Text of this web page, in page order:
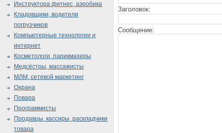
Заголовок:
Сообщение:
Инструктора фитнес, аэробика
Кладовщики, водители
погрузчиков
Компьютерные технологии и
интернет
Косметологи, парикмахеры
Медсёстры, массажисты
МЛМ, сетевой маркетинг
Охрана
Повара
Программисты
Продавцы, кассиры, раскладчики
товара